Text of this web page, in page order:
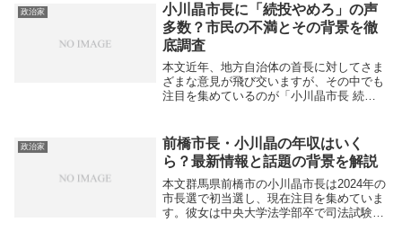
政治家
小川晶市長に「続投やめろ」の声
多数？市民の不満とその背景を徹
底調査
本文近年、地方自治体の首長に対してさま
ざまな意見が飛び交いますが、その中でも
注目を集めているのが「小川晶市長 続投
うか。本記事では、市民の声や市政の課題
を掘り下げて...
政治家
前橋市長・小川晶の年収はいく
ら？最新情報と話題の背景を解説
本文群馬県前橋市の小川晶市長は2024年の
市長選で初当選し、現在注目を集めていま
す。彼女は中央大学法学部卒で司法試験合